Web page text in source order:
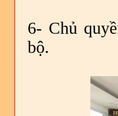
6- Chủ
bộ.